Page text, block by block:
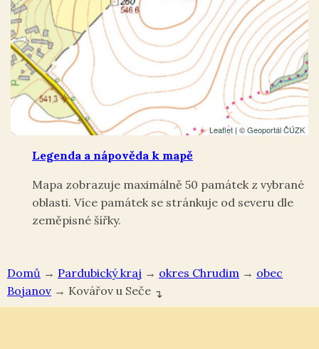
Domů → Pardubický kraj → okres Chrudim →
Bojanov → Kovářov u Seče ↴
Leaflet | ©Geoportál ČÚZK
Legenda a nápověda k mapě
Mapa zobrazuje maximálně 50 památek z vybrané
oblasti. Více památek se stránkuje od severu dle
zeměpisné šířky.